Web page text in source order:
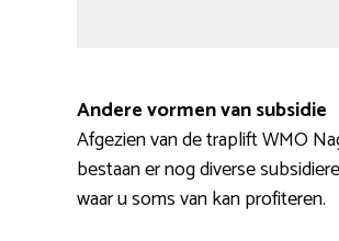
Andere vormen van subsidie
Afgezien van de traplift WMO
bestaan er nog diverse
waar u soms van kan profiteren.